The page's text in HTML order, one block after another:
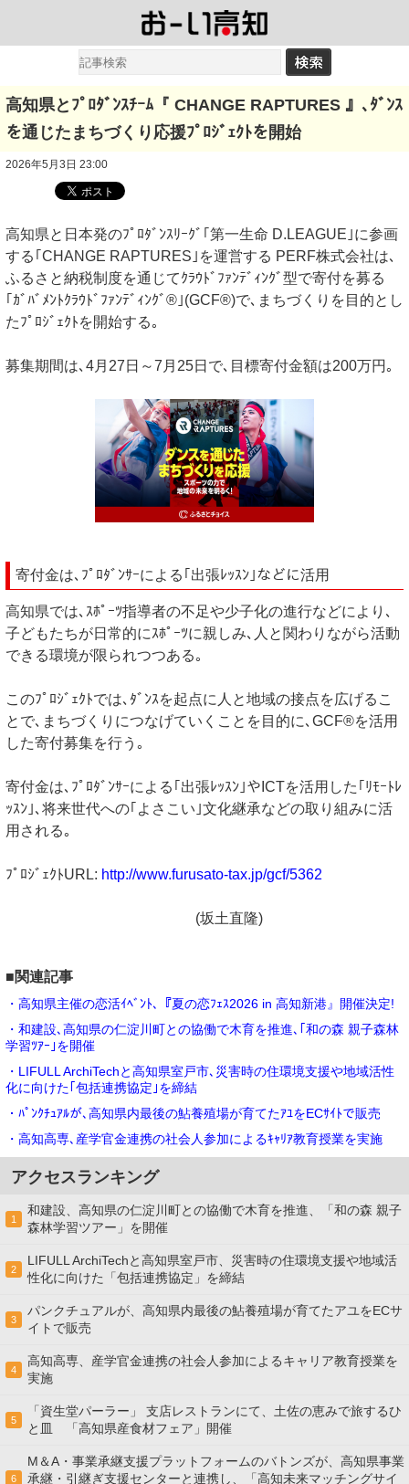
高知県とﾌﾟﾛﾀﾞﾝｽﾁｰﾑ『 CHANGE RAPTURES 』､ﾀﾞﾝｽ
を通じたまちづくり応援ﾌﾟﾛｼﾞｪｸﾄを開始
2026年5月3日 23:00
高知県と日本発のﾌﾟﾛﾀﾞﾝｽﾘｰｸﾞ｢第一生命 D.LEAGUE｣に参画
する｢CHANGE RAPTURES｣を運営する PERF株式会社は､
ふるさと納税制度を通じてｸﾗｳﾄﾞﾌｧﾝﾃﾞｨﾝｸﾞ型で寄付を募る
｢ｶﾞﾊﾞﾒﾝﾄｸﾗｳﾄﾞﾌｧﾝﾃﾞｨﾝｸﾞ®｣(GCF®)で､まちづくりを目的とし
たﾌﾟﾛｼﾞｪｸﾄを開始する｡
募集期間は､4月27日～7月25日で､目標寄付金額は200万円｡
寄付金は､ﾌﾟﾛﾀﾞﾝｻｰによる｢出張ﾚｯｽﾝ｣などに活用
高知県では､ｽﾎﾟｰﾂ指導者の不足や少子化の進行などにより､
子どもたちが日常的にｽﾎﾟｰﾂに親しみ､人と関わりながら活動
できる環境が限られつつある｡
このﾌﾟﾛｼﾞｪｸﾄでは､ﾀﾞﾝｽを起点に人と地域の接点を広げるこ
とで､まちづくりにつなげていくことを目的に､GCF®を活用
した寄付募集を行う｡
寄付金は､ﾌﾟﾛﾀﾞﾝｻｰによる｢出張ﾚｯｽﾝ｣やICTを活用した｢ﾘﾓｰﾄﾚ
ｯｽﾝ｣､将来世代への｢よさこい｣文化継承などの取り組みに活
用される｡
ﾌﾟﾛｼﾞｪｸﾄURL: http://www.furusato-tax.jp/gcf/5362
(坂土直隆)
■関連記事
・高知県主催の恋活ｲﾍﾞﾝﾄ､『夏の恋ﾌｪｽ2026 in 高知新港』開催決定!
・和建設､高知県の仁淀川町との協働で木育を推進､｢和の森 親子森林
学習ﾂｱｰ｣を開催
・LIFULL ArchiTechと高知県室戸市､災害時の住環境支援や地域活性
化に向けた｢包括連携協定｣を締結
・ﾊﾟﾝｸﾁｭｱﾙが､高知県内最後の鮎養殖場が育てたｱﾕをECｻｲﾄで販売
・高知高専､産学官金連携の社会⼈参加によるｷｬﾘｱ教育授業を実施
アクセスランキング
1
和建設、高知県の仁淀川町との協働で木育を推進、「和の森 親子
森林学習ツアー」を開催
2
LIFULL ArchiTechと高知県室戸市、災害時の住環境支援や地域活
性化に向けた「包括連携協定」を締結
3
パンクチュアルが、高知県内最後の鮎養殖場が育てたアユをECサ
イトで販売
4
高知高専、産学官金連携の社会⼈参加によるキャリア教育授業を
実施
5
「資生堂パーラー」 支店レストランにて、土佐の恵みで旅するひ
と皿 「高知県産食材フェア」開催
6
M＆A・事業承継支援プラットフォームのバトンズが、高知県事業
承継・引継ぎ支援センターと連携し、「高知未来マッチングサイ